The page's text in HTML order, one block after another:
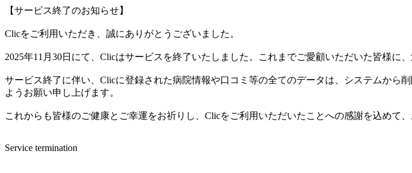
【サービス終了のお知らせ】
Clicをご利用いただき、誠にありがとうございました。
2025年11月30日にて、Clicはサービスを終了いたしました。これまでご愛顧いただいた皆様に、
サービス終了に伴い、Clicに登録された病院情報や口コミ等の全てのデータは、システムか
ようお願い申し上げます。
これからも皆様のご健康とご幸運をお祈りし、Clicをご利用いただいたことへの感謝を込めて
Service termination